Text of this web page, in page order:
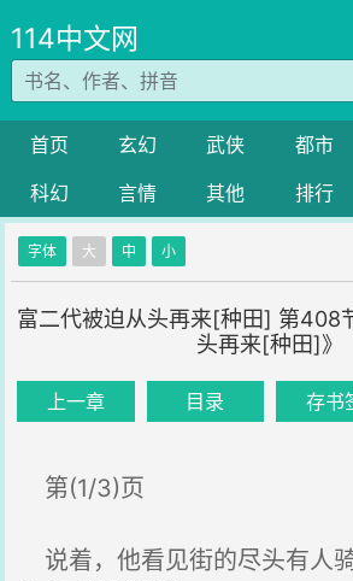
114中文网
首页 玄幻 武侠 都市
科幻
言情 其他 排行
字体 大 中 小
富二代被迫从头再来[种田] 第408
头再来[种田]》
上一章 目录 存书
第(1/3)页
说着，他看见街的尽头有人